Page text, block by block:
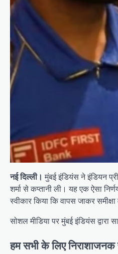
नई दिल्ली। मुंबई इंडियंस ने इंडियन
शर्मा से कप्तानी ली। यह एक ऐसा
स्वीकार किया कि वापस जाकर
सोशल मीडिया पर मुंबई इंडियंस
हम सभी के लिए निराशाजनक